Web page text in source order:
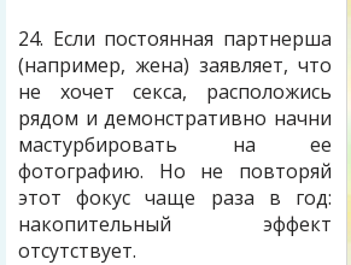
24. Если постоянная партнерша
(например, жена) заявляет, что
не хочет секса, расположись
рядом и демонстративно начни
мастурбировать на ее
фотографию. Но не повторяй
этот фокус чаще раза в год:
накопительный эффект
отсутствует.